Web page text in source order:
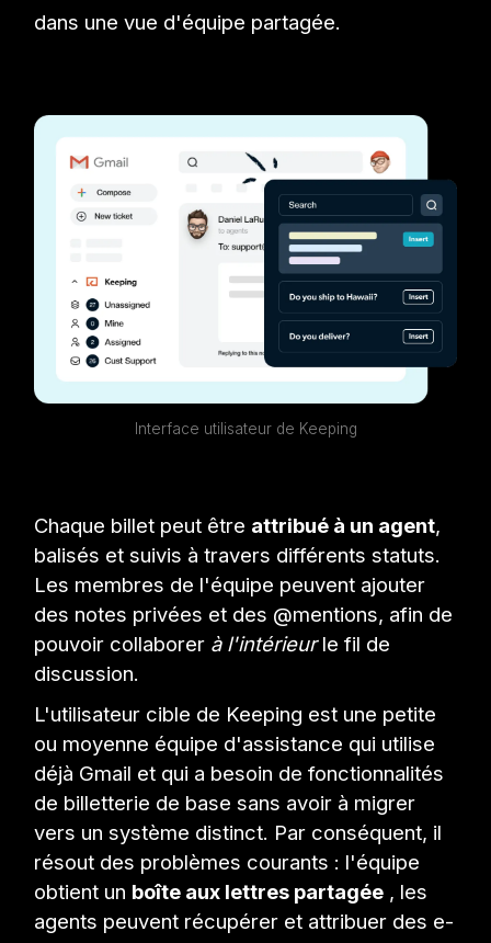
dans une vue d'équipe partagée.
Interface utilisateur de Keeping
Chaque billet peut être attribué à un agent,
balisés et suivis à travers différents statuts.
Les membres de l'équipe peuvent ajouter
des notes privées et des @mentions, afin de
pouvoir collaborer à l'intérieurle fil de
discussion.
L'utilisateur cible de Keeping est une petite
ou moyenne équipe d'assistance qui utilise
déjà Gmail et qui a besoin de fonctionnalités
de billetterie de base sans avoir à migrer
vers un système distinct. Par conséquent, il
résout des problèmes courants : l'équipe
obtient un boîte aux lettres partagée , les
agents peuvent récupérer et attribuer des e-